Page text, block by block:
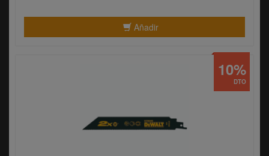
Añadir
DTO
10%